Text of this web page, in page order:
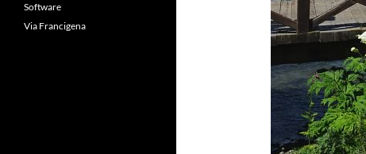
Software
Via Francigena